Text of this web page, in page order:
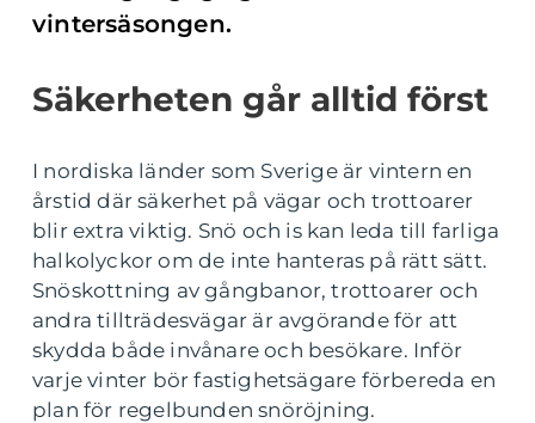
vintersäsongen.
Säkerheten går alltid först
I nordiska länder som Sverige är vintern en
årstid där säkerhet på vägar och trottoarer
blir extra viktig. Snö och is kan leda till farliga
halkolyckor om de inte hanteras på rätt sätt.
Snöskottning av gångbanor, trottoarer och
andra tillträdesvägar är avgörande för att
skydda både invånare och besökare. Inför
varje vinter bör fastighetsägare förbereda en
plan för regelbunden snöröjning.